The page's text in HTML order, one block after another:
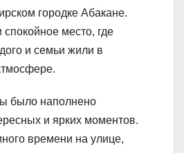
городке Абакане.
место, где
и семьи жили в
было наполнено
и ярких моментов.
времени на улице,